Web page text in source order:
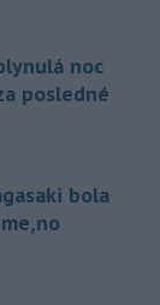
noc
posledné
bola